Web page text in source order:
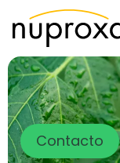
Contacto